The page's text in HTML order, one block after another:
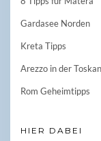
Gardasee Norden
Kreta Tipps
Arezzo in der
Rom Geheimtipps
HIER DABEI